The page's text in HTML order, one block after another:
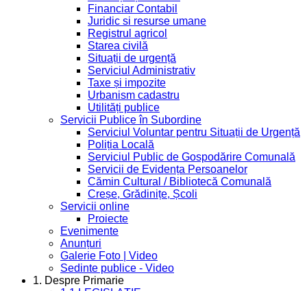
Financiar Contabil
Juridic si resurse umane
Registrul agricol
Starea civilă
Situații de urgență
Serviciul Administrativ
Taxe și impozite
Urbanism cadastru
Utilități publice
Servicii Publice în Subordine
Serviciul Voluntar pentru Situații de Urgență
Poliția Locală
Serviciul Public de Gospodărire Comunală
Servicii de Evidența Persoanelor
Cămin Cultural / Bibliotecă Comunală
Creșe, Grădinițe, Școli
Servicii online
Proiecte
Evenimente
Anunțuri
Galerie Foto | Video
Sedinte publice - Video
1. Despre Primarie